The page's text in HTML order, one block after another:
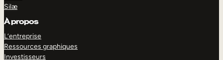
Silæ
À propos
L’entreprise
Ressources graphiques
Investisseurs